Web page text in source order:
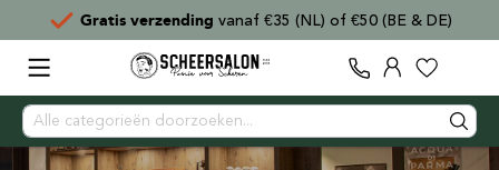
Voor15:00besteld,direct verzonden